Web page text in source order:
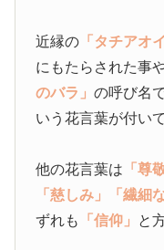
近縁の 「タチアオ
にもたらされた事
のバラ」の呼び名
いう花言葉が付い
他の花言葉は 「尊
「慈しみ」
「繊細
ずれも
「信仰」 と